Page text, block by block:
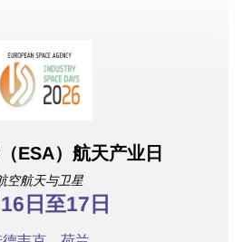
ESA）航天产业日
空航天与卫星
日至17日